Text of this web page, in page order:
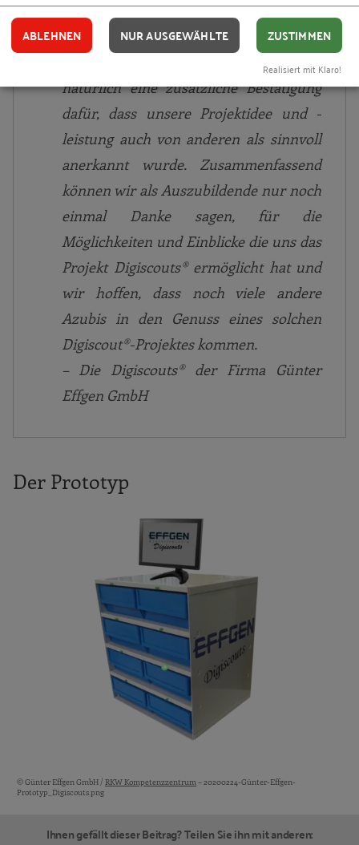
Belohnt wurden wir mit einem
fantastischen zweiten Platz im
regionalen Wettbewerb. Für uns war das
natürlich eine zusätzliche Bestätigung
dafür, dass unsere Projektidee und -
leistung auch von anderen als sinnvoll
anerkannt wurde. Zusammenfassend
können wir als Auszubildende nur noch
einmal Danke sagen, für die
Möglichkeiten und Einblicke die uns das
Projekt Digiscouts® ermöglicht hat und
wir hoffen, dass noch viele andere
Azubis in den Genuss eines solchen
Digiscout®-Projektes kommen.
– Die Digiscouts® der Firma Günter
Effgen GmbH
Der Prototyp
Bildquellen und Copyright-Hinweise
© Günter Effgen GmbH / RKW Kompetenzzentrum– 20200224-Günter-Effgen-
Prototyp_Digiscouts.png
Ihnen gefällt dieser Beitrag? Teilen Sie ihn mit anderen:
ABLEHNEN NUR AUSGEWÄHLTE ZUSTIMMEN
Realisiert mit Klaro!